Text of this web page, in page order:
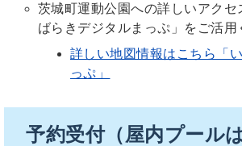
茨城町運動公園への詳しいアクセ
ばらきデジタルまっぷ」をご活用
詳しい地図情報はこちら「
っぷ」
予約受付（屋内プール